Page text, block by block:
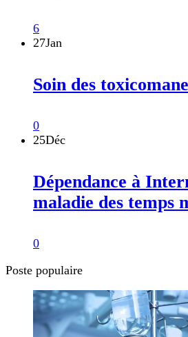
6
27Jan
Soin des
0
25Déc
Dépendance à
maladie des temps
0
Poste populaire